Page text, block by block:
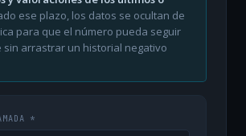
ese plazo, los datos se ocultan de
para que el número pueda seguir
sin arrastrar un historial negativo
*